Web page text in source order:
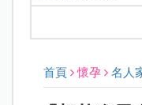
首頁 懷孕 名人